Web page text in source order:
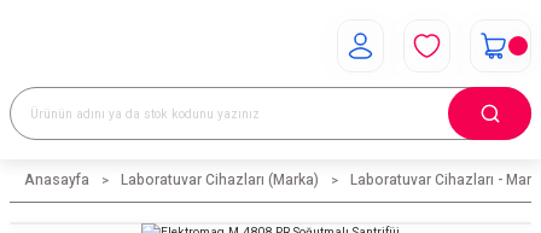
Anasayfa Laboratuvar Cihazları (Marka) Laboratuvar Cihazları -